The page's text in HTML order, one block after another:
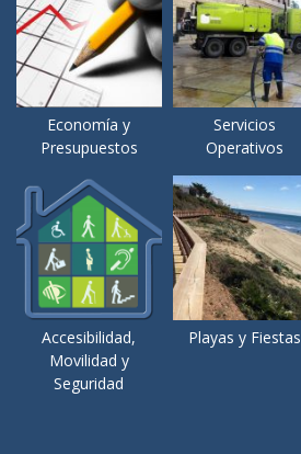
Economía y
Presupuestos
Servicios
Operativos
Accesibilidad,
Movilidad y
Seguridad
Playas y Fiestas